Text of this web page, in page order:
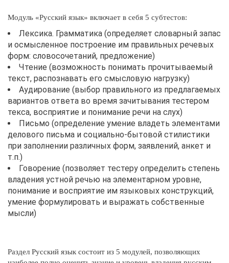
Модуль «Русский язык» включает в себя 5 субтестов:
Лексика. Грамматика (определяет словарный запас
и осмысленное построение им правильных речевых
форм: словосочетаний, предложение)
Чтение (возможность понимать прочитываемый
текст, распознавать его смысловую нагрузку)
Аудирование (выбор правильного из предлагаемых
вариантов ответа во время зачитывания тестером
текса, восприятие и понимание речи на слух)
Письмо (определение умение владеть элементами
делового письма и социально-бытовой стилистики
при заполнении различных форм, заявлений, анкет и
т.п.)
Говорение (позволяет тестеру определить степень
владения устной речью на элементарном уровне,
понимание и восприятие им языковых конструкций,
умение формулировать и выражать собственные
мысли)
Раздел Русский язык состоит из 5 модулей, позволяющих